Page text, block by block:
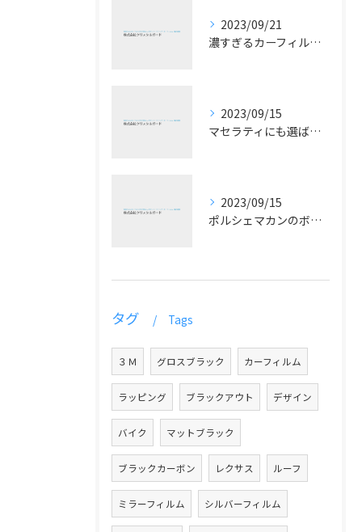
2023/09/21
濃すぎるカーフィルムはNG！見えないフィルム選定の注意点
2023/09/15
マセラティにも選ばれるプロテクションフィルムの魅力とは？
2023/09/15
ポルシェマカンのボディコーティングで輝く最高の仕上がりを手に入れよう！
タグ Tags
３Ｍ グロスブラック カーフィルム
ラッピング ブラックアウト デザイン
バイク マットブラック
ブラックカーボン レクサス ルーフ
ミラーフィルム シルバーフィルム